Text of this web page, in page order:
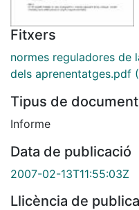
Fitxers
normes reguladores de
dels aprenentatges.pdf
Tipus de document
Informe
Data de publicació
2007-02-13T11:55:03Z
Llicència de